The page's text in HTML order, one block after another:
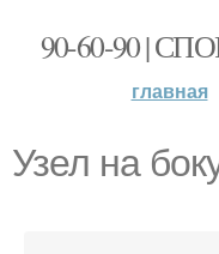
90-60-90 |
главная
Узел на